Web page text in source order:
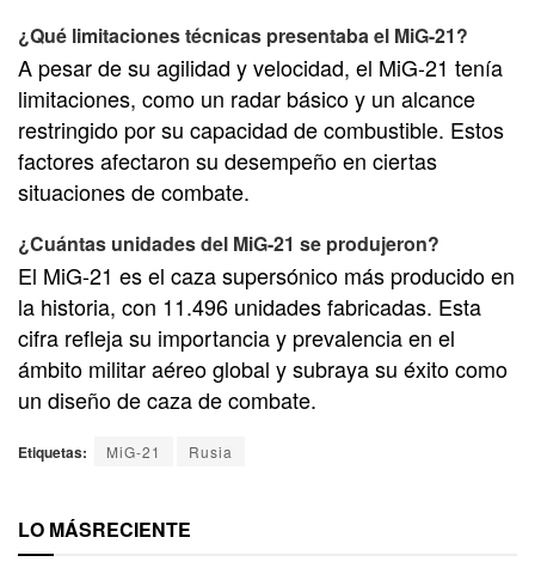
¿Qué limitaciones técnicas presentaba el MiG-21?
A pesar de su agilidad y velocidad, el MiG-21 tenía
limitaciones, como un radar básico y un alcance
restringido por su capacidad de combustible. Estos
factores afectaron su desempeño en ciertas
situaciones de combate.
¿Cuántas unidades del MiG-21 se produjeron?
El MiG-21 es el caza supersónico más producido en
la historia, con 11.496 unidades fabricadas. Esta
cifra refleja su importancia y prevalencia en el
ámbito militar aéreo global y subraya su éxito como
un diseño de caza de combate.
Etiquetas: MiG-21 Rusia
LO MÁSRECIENTE